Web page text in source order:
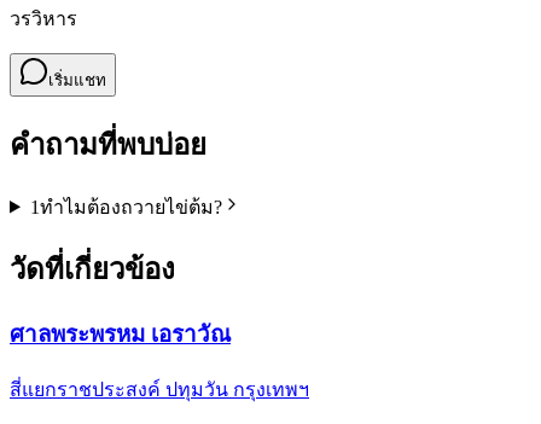
วรวิหาร
เริ่มแชท
คำถามที่พบบ่อย
1ทำไมต้องถวายไข่ต้ม?
วัดที่เกี่ยวข้อง
ศาลพระพรหม เอราวัณ
สี่แยกราชประสงค์ ปทุมวัน กรุงเทพฯ